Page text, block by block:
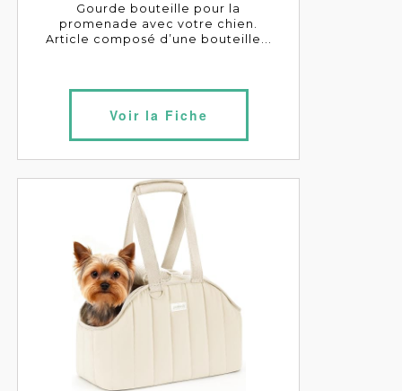
Gourde bouteille pour la
promenade avec votre chien.
Article composé d’une bouteille...
Voir la Fiche